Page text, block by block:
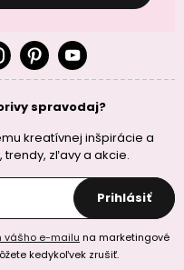
spravodaj?
kreatívnej inšpirácie a
trendy, zľavy a akcie.
Prihlásiť
vášho e-mailu na marketingové
kedykoľvek zrušiť.